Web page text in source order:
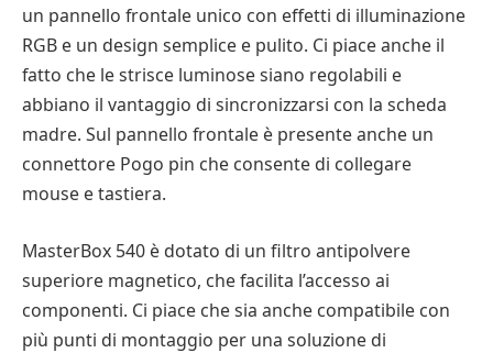
un pannello frontale unico con effetti di illuminazione
RGB e un design semplice e pulito. Ci piace anche il
fatto che le strisce luminose siano regolabili e
abbiano il vantaggio di sincronizzarsi con la scheda
madre. Sul pannello frontale è presente anche un
connettore Pogo pin che consente di collegare
mouse e tastiera.
MasterBox 540 è dotato di un filtro antipolvere
superiore magnetico, che facilita l’accesso ai
componenti. Ci piace che sia anche compatibile con
più punti di montaggio per una soluzione di